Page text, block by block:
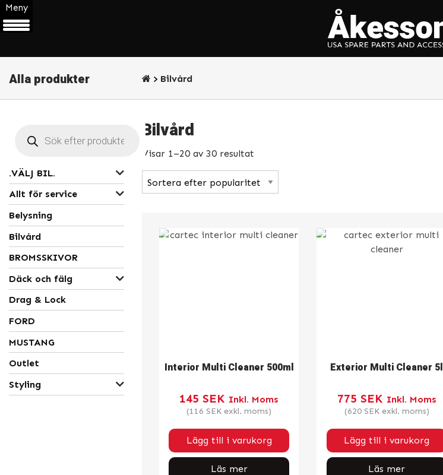
Alla produkter Bilvård
search
.VÄLJ BIL.
Allt för service
Belysning
Bilvård
BROMSSKIVOR
Däck och fälg
Drag & Lock
FORD
MUSTANG
Outlet
Styling
Bilvård
Visar 1–20 av 30 resultat
Interior Multi Cleaner 500ml
145 SEK Inkl. Moms
(116 SEK exkl. moms)
Lägg till i varukorg
Läs mer
Exterior Multi Cleaner 5l
775 SEK Inkl. Moms
(620 SEKexkl. moms)
Lägg till i varukorg
Läs mer
Meny